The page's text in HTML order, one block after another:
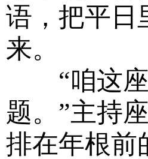
语，把平日
来。
“咱这座
题。”主持
排在年根前